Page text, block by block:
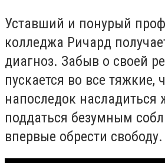
Уставший и понурый
колледжа Ричард
диагноз. Забыв о своей
пускается во все тяжкие,
напоследок насладиться
поддаться безумным
впервые обрести свободу.